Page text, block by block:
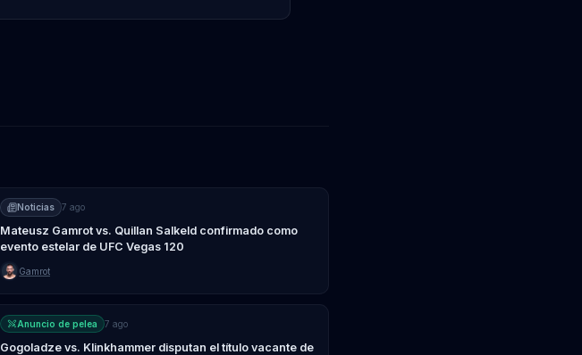
Noticias 7 ago
Mateusz Gamrot vs. Quillan Salkeld confirmado como
evento estelar de UFC Vegas 120
Gamrot
Anuncio de pelea 7 ago
Gogoladze vs. Klinkhammer disputan el título vacante de